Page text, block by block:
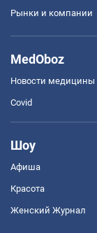
Рынки и компании
MedOboz
Новости медицины
Covid
Шоу
Афиша
Красота
Женский Журнал